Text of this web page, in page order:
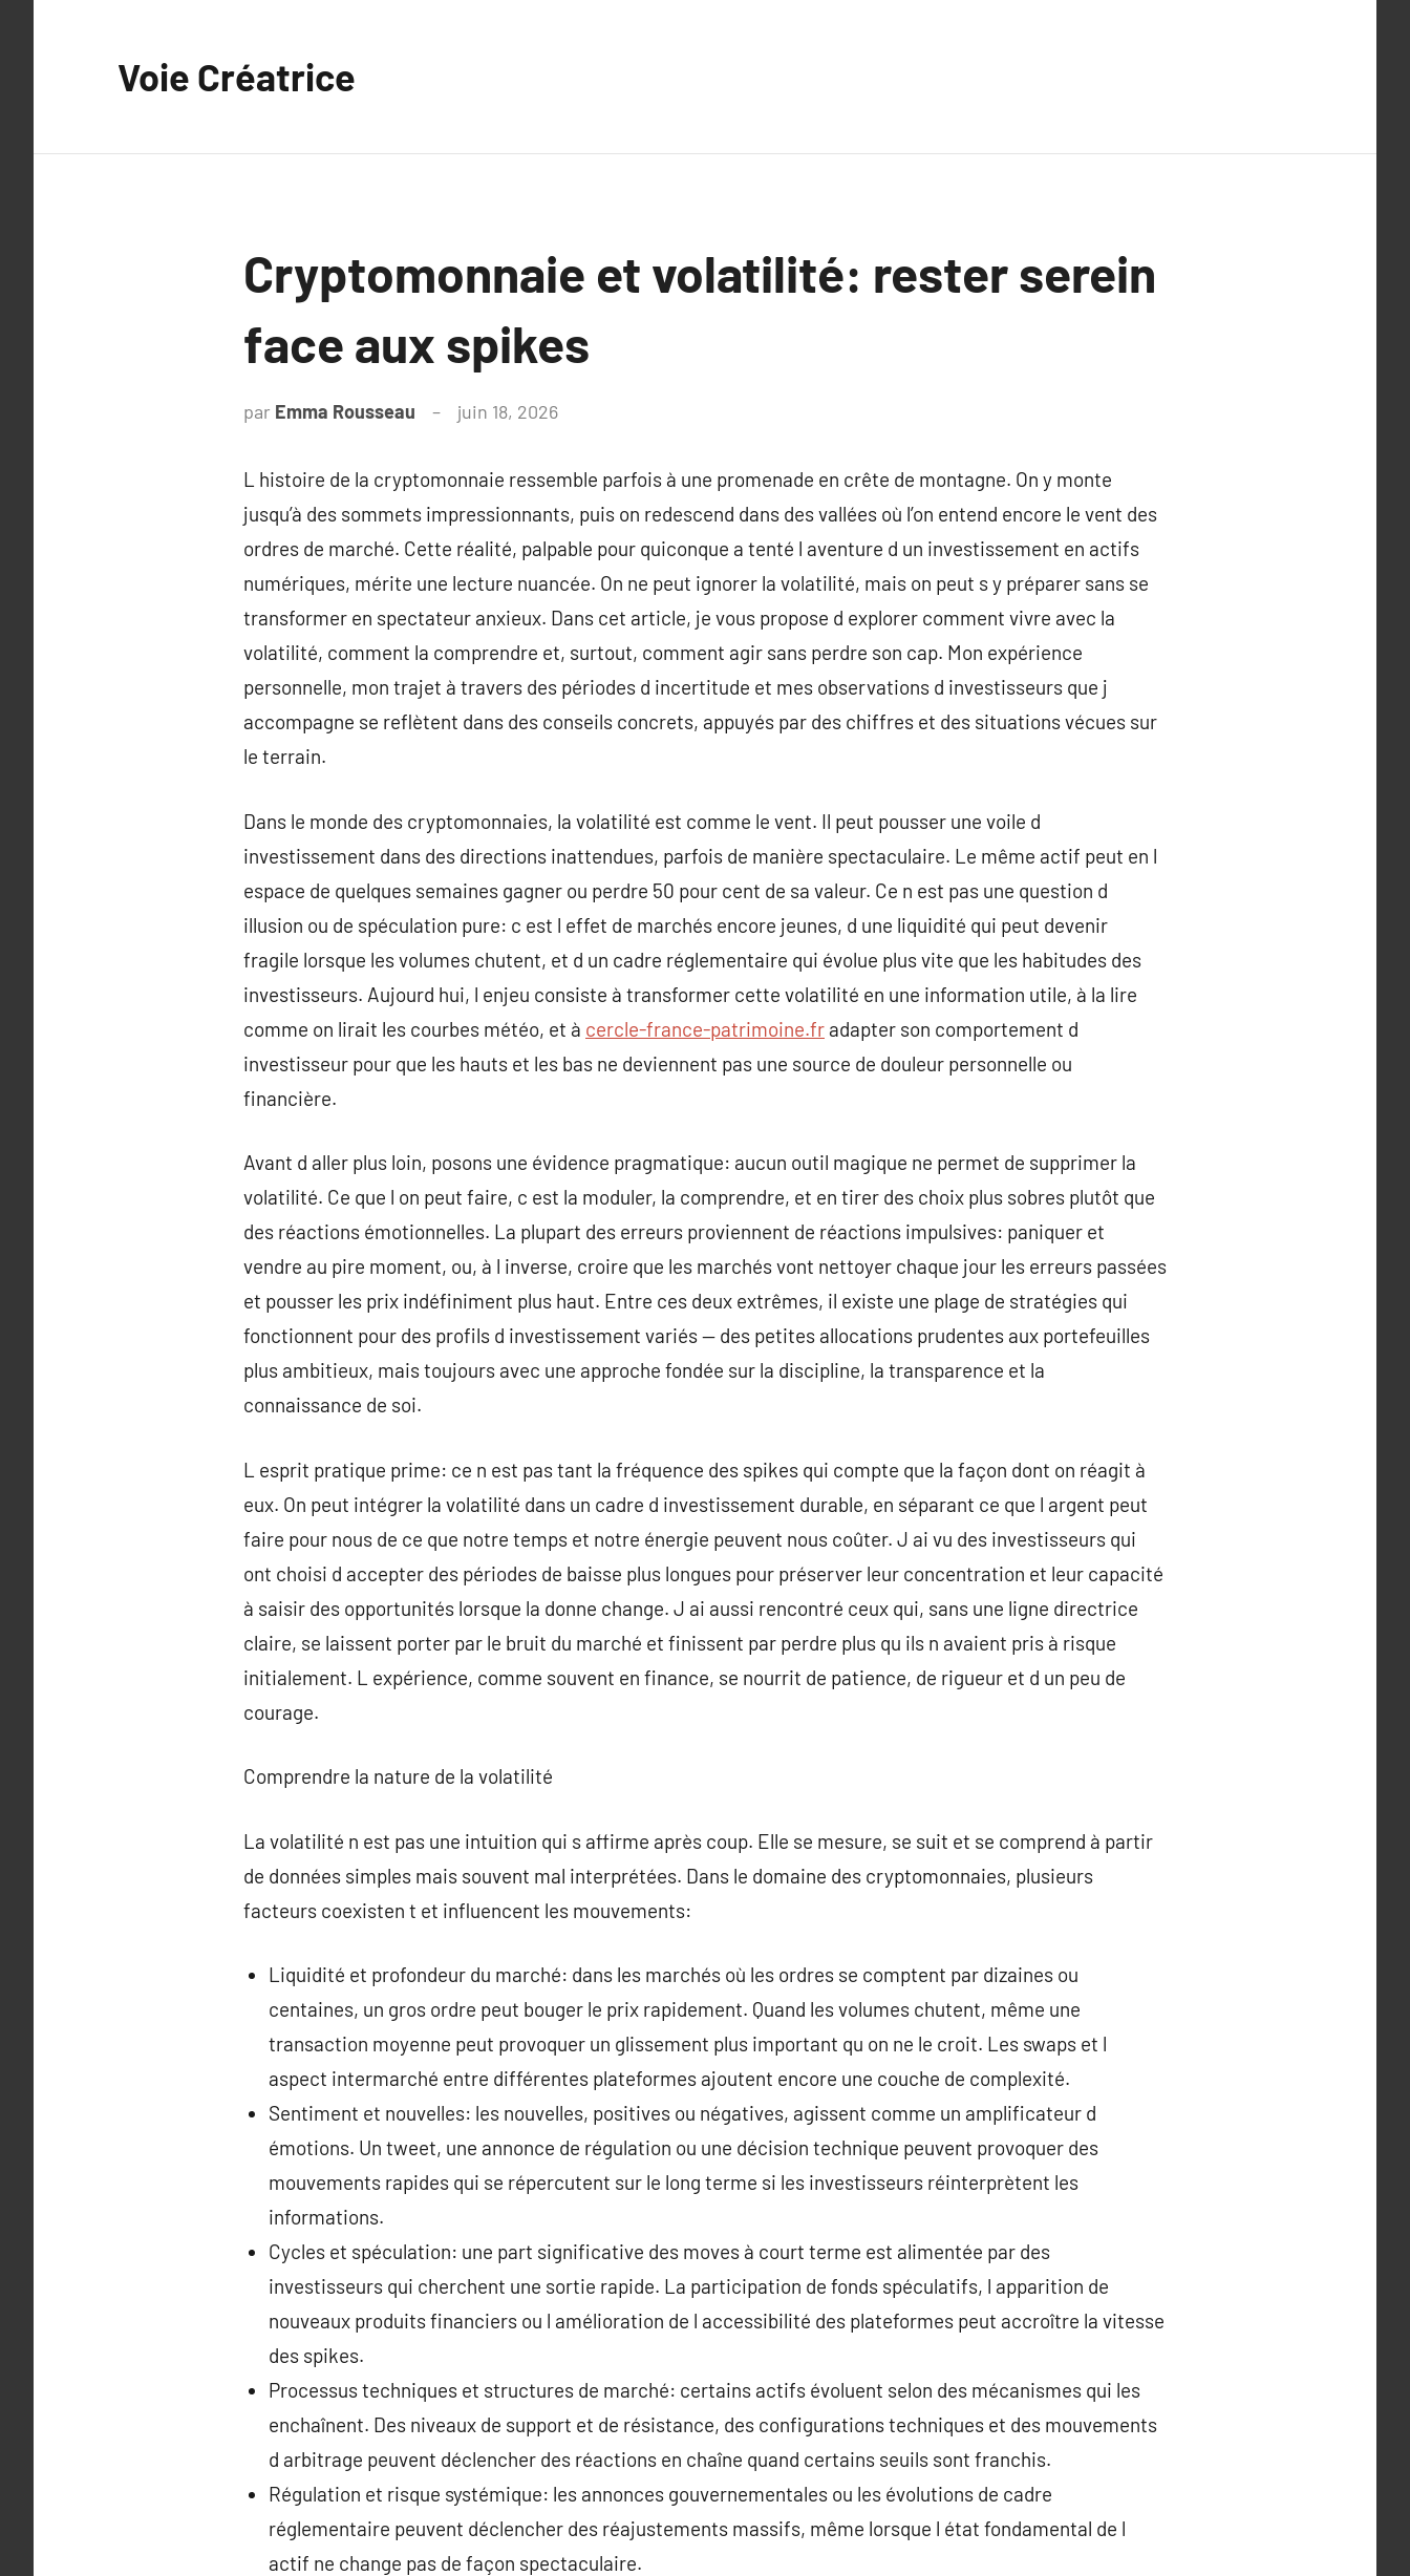
Voie Créatrice
Cryptomonnaie et volatilité: rester serein
face aux spikes
par Emma Rousseau juin 18, 2026
L histoire de la cryptomonnaie ressemble parfois à une promenade en crête de montagne. On y monte
jusqu’à des sommets impressionnants, puis on redescend dans des vallées où l’on entend encore le vent des
ordres de marché. Cette réalité, palpable pour quiconque a tenté l aventure d un investissement en actifs
numériques, mérite une lecture nuancée. On ne peut ignorer la volatilité, mais on peut s y préparer sans se
transformer en spectateur anxieux. Dans cet article, je vous propose d explorer comment vivre avec la
volatilité, comment la comprendre et, surtout, comment agir sans perdre son cap. Mon expérience
personnelle, mon trajet à travers des périodes d incertitude et mes observations d investisseurs que j
accompagne se reflètent dans des conseils concrets, appuyés par des chiffres et des situations vécues sur
le terrain.
Dans le monde des cryptomonnaies, la volatilité est comme le vent. Il peut pousser une voile d
investissement dans des directions inattendues, parfois de manière spectaculaire. Le même actif peut en l
espace de quelques semaines gagner ou perdre 50 pour cent de sa valeur. Ce n est pas une question d
illusion ou de spéculation pure: c est l effet de marchés encore jeunes, d une liquidité qui peut devenir
fragile lorsque les volumes chutent, et d un cadre réglementaire qui évolue plus vite que les habitudes des
investisseurs. Aujourd hui, l enjeu consiste à transformer cette volatilité en une information utile, à la lire
comme on lirait les courbes météo, et à cercle-france-patrimoine.fr adapter son comportement d
investisseur pour que les hauts et les bas ne deviennent pas une source de douleur personnelle ou
financière.
Avant d aller plus loin, posons une évidence pragmatique: aucun outil magique ne permet de supprimer la
volatilité. Ce que l on peut faire, c est la moduler, la comprendre, et en tirer des choix plus sobres plutôt que
des réactions émotionnelles. La plupart des erreurs proviennent de réactions impulsives: paniquer et
vendre au pire moment, ou, à l inverse, croire que les marchés vont nettoyer chaque jour les erreurs passées
et pousser les prix indéfiniment plus haut. Entre ces deux extrêmes, il existe une plage de stratégies qui
fonctionnent pour des profils d investissement variés — des petites allocations prudentes aux portefeuilles
plus ambitieux, mais toujours avec une approche fondée sur la discipline, la transparence et la
connaissance de soi.
L esprit pratique prime: ce n est pas tant la fréquence des spikes qui compte que la façon dont on réagit à
eux. On peut intégrer la volatilité dans un cadre d investissement durable, en séparant ce que l argent peut
faire pour nous de ce que notre temps et notre énergie peuvent nous coûter. J ai vu des investisseurs qui
ont choisi d accepter des périodes de baisse plus longues pour préserver leur concentration et leur capacité
à saisir des opportunités lorsque la donne change. J ai aussi rencontré ceux qui, sans une ligne directrice
claire, se laissent porter par le bruit du marché et finissent par perdre plus qu ils n avaient pris à risque
initialement. L expérience, comme souvent en finance, se nourrit de patience, de rigueur et d un peu de
courage.
Comprendre la nature de la volatilité
La volatilité n est pas une intuition qui s affirme après coup. Elle se mesure, se suit et se comprend à partir
de données simples mais souvent mal interprétées. Dans le domaine des cryptomonnaies, plusieurs
facteurs coexisten t et influencent les mouvements:
Liquidité et profondeur du marché: dans les marchés où les ordres se comptent par dizaines ou
centaines, un gros ordre peut bouger le prix rapidement. Quand les volumes chutent, même une
transaction moyenne peut provoquer un glissement plus important qu on ne le croit. Les swaps et l
aspect intermarché entre différentes plateformes ajoutent encore une couche de complexité.
Sentiment et nouvelles: les nouvelles, positives ou négatives, agissent comme un amplificateur d
émotions. Un tweet, une annonce de régulation ou une décision technique peuvent provoquer des
mouvements rapides qui se répercutent sur le long terme si les investisseurs réinterprètent les
informations.
Cycles et spéculation: une part significative des moves à court terme est alimentée par des
investisseurs qui cherchent une sortie rapide. La participation de fonds spéculatifs, l apparition de
nouveaux produits financiers ou l amélioration de l accessibilité des plateformes peut accroître la vitesse
des spikes.
Processus techniques et structures de marché: certains actifs évoluent selon des mécanismes qui les
enchaînent. Des niveaux de support et de résistance, des configurations techniques et des mouvements
d arbitrage peuvent déclencher des réactions en chaîne quand certains seuils sont franchis.
Régulation et risque systémique: les annonces gouvernementales ou les évolutions de cadre
réglementaire peuvent déclencher des réajustements massifs, même lorsque l état fondamental de l
actif ne change pas de façon spectaculaire.